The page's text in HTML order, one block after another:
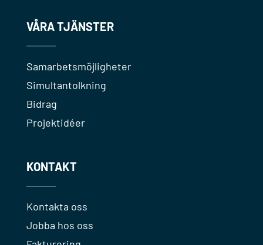
VÅRA TJÄNSTER
Samarbetsmöjligheter
Simultantolkning
Bidrag
Projektidéer
KONTAKT
Kontakta oss
Jobba hos oss